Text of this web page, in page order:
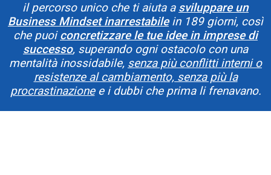
il percorso unico che ti aiuta a sviluppare un
Business Mindset inarrestabilein 189 giorni, così
che puoiconcretizzare le tue idee in imprese di
successo, superando ogni ostacolo con una
mentalità inossidabile, senza più conflitti interni o
resistenze al cambiamento, senza più la
procrastinazionee i dubbi che prima li frenavano.